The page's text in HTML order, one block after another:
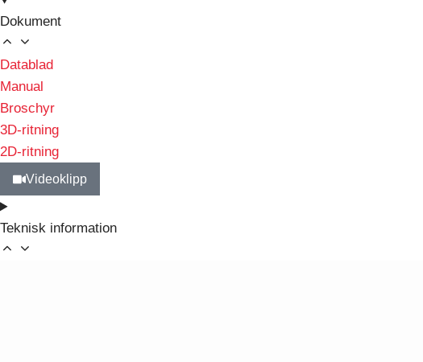
Dokument
Datablad
Manual
Broschyr
3D-ritning
2D-ritning
Videoklipp
Teknisk information